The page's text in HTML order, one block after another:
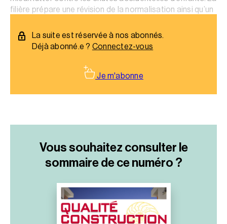
filière prépare une révision de la normalisation ainsi qu’un
La suite est réservée à nos abonnés.
Déjà abonné.e ? Connectez-vous
Je m'abonne
Vous souhaitez consulter le
sommairede ce numéro ?